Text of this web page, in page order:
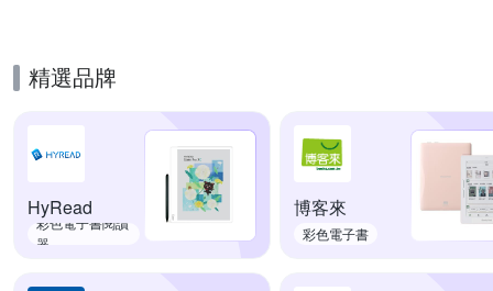
精選品牌
HyRead
彩色電子書閱讀
器
博客來
彩色電子書